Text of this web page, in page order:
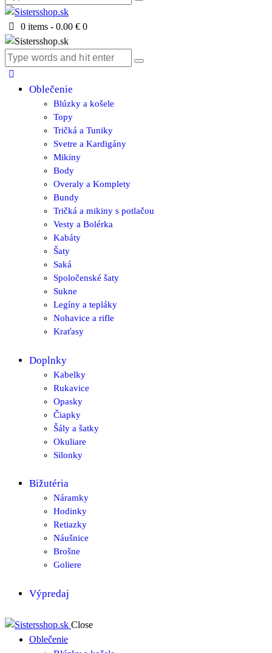
0 items - 0.00 € 0
Oblečenie
Blúzky a košele
Topy
Tričká a Tuniky
Svetre a Kardigány
Mikiny
Body
Overaly a Komplety
Bundy
Tričká a mikiny s potlačou
Vesty a Bolérka
Kabáty
Šaty
Saká
Spoločenské šaty
Sukne
Legíny a tepláky
Nohavice a rifle
Kraťasy
Doplnky
Kabelky
Rukavice
Opasky
Čiapky
Šály a šatky
Okuliare
Silonky
Bižutéria
Náramky
Hodinky
Retiazky
Náušnice
Brošne
Goliere
Výpredaj
Close
Oblečenie